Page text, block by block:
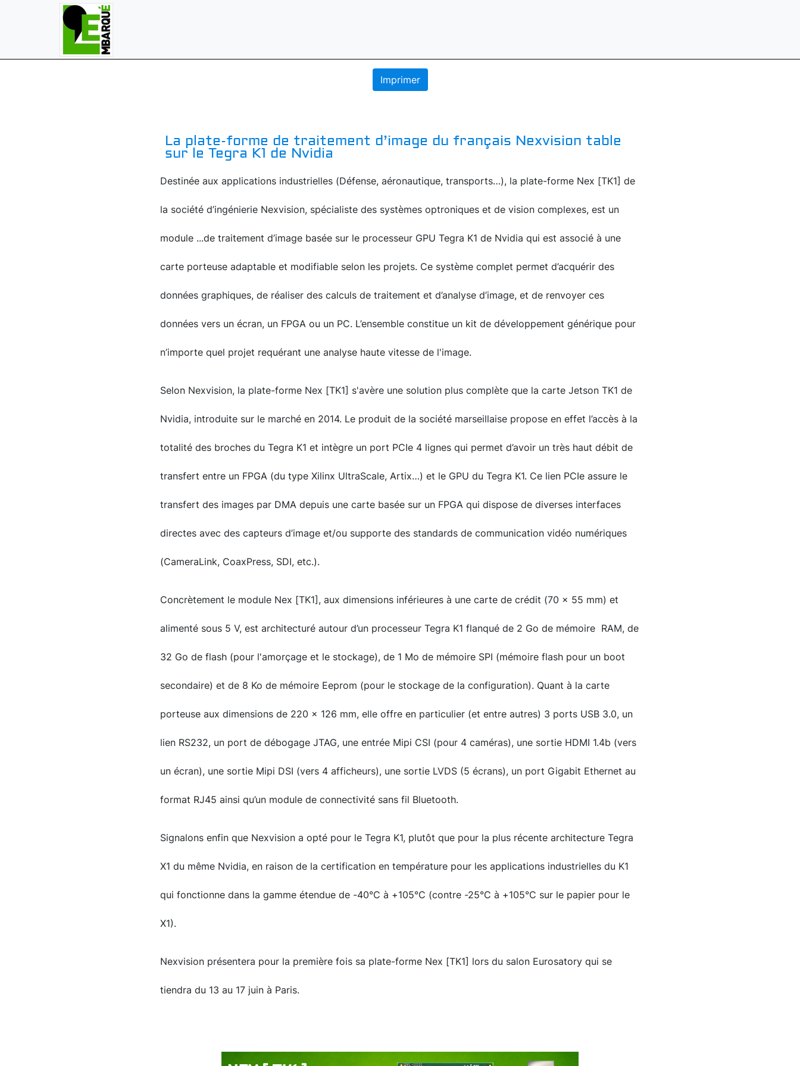
Imprimer
La plate-forme de traitement d’image du français Nexvision table
sur le Tegra K1 de Nvidia
Destinée aux applications industrielles (Défense, aéronautique, transports…), la plate-forme Nex [TK1] de
la société d’ingénierie Nexvision, spécialiste des systèmes optroniques et de vision complexes, est un
module ...de traitement d’image basée sur le processeur GPU Tegra K1 de Nvidia qui est associé à une
carte porteuse adaptable et modifiable selon les projets. Ce système complet permet d’acquérir des
données graphiques, de réaliser des calculs de traitement et d’analyse d’image, et de renvoyer ces
données vers un écran, un FPGA ou un PC. L’ensemble constitue un kit de développement générique pour
n’importe quel projet requérant une analyse haute vitesse de l'image.
Selon Nexvision, la plate-forme Nex [TK1] s'avère une solution plus complète que la carte Jetson TK1 de
Nvidia, introduite sur le marché en 2014. Le produit de la société marseillaise propose en effet l’accès à la
totalité des broches du Tegra K1 et intègre un port PCIe 4 lignes qui permet d’avoir un très haut débit de
transfert entre un FPGA (du type Xilinx UltraScale, Artix…) et le GPU du Tegra K1. Ce lien PCIe assure le
transfert des images par DMA depuis une carte basée sur un FPGA qui dispose de diverses interfaces
directes avec des capteurs d’image et/ou supporte des standards de communication vidéo numériques
(CameraLink, CoaxPress, SDI, etc.).
Concrètement le module Nex [TK1], aux dimensions inférieures à une carte de crédit (70 x 55 mm) et
alimenté sous 5 V, est architecturé autour d’un processeur Tegra K1 flanqué de 2 Go de mémoire RAM, de
32 Go de flash (pour l'amorçage et le stockage), de 1 Mo de mémoire SPI (mémoire flash pour un boot
secondaire) et de 8 Ko de mémoire Eeprom (pour le stockage de la configuration). Quant à la carte
porteuse aux dimensions de 220 x 126 mm, elle offre en particulier (et entre autres) 3 ports USB 3.0, un
lien RS232, un port de débogage JTAG, une entrée Mipi CSI (pour 4 caméras), une sortie HDMI 1.4b (vers
un écran), une sortie Mipi DSI (vers 4 afficheurs), une sortie LVDS (5 écrans), un port Gigabit Ethernet au
format RJ45 ainsi qu’un module de connectivité sans fil Bluetooth.
Signalons enfin que Nexvision a opté pour le Tegra K1, plutôt que pour la plus récente architecture Tegra
X1 du même Nvidia, en raison de la certification en température pour les applications industrielles du K1
qui fonctionne dans la gamme étendue de -40°C à +105°C (contre -25°C à +105°C sur le papier pour le
X1).
Nexvision présentera pour la première fois sa plate-forme Nex [TK1] lors du salon Eurosatory qui se
tiendra du 13 au 17 juin à Paris.